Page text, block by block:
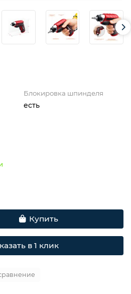
Блокировка шпинделя
есть
Купить
в 1 клик